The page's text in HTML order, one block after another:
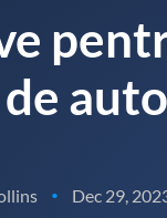
• Dec 29,